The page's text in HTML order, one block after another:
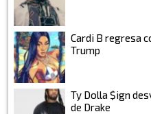
Cardi B regresa
Trump
Ty Dolla $ign
de Drake